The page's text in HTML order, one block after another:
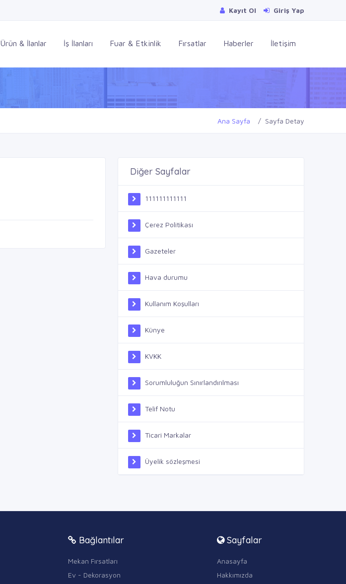
Kayıt Ol Giriş Yap
Ürün & İlanlar İş İlanları Fuar & Etkinlik Fırsatlar Haberler İletişim
Ana Sayfa Sayfa Detay
Diğer Sayfalar
111111111111
Çerez Politikası
Gazeteler
Hava durumu
Kullanım Koşulları
Künye
KVKK
Sorumluluğun Sınırlandırılması
Telif Notu
Ticari Markalar
Üyelik sözleşmesi
Bağlantılar
Mekan Fırsatları
Ev - Dekorasyon
Sayfalar
Anasayfa
Hakkımızda